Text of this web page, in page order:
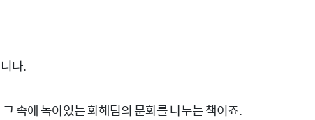
다.
속에 녹아있는 화해팀의 문화를 나누는 책이죠.